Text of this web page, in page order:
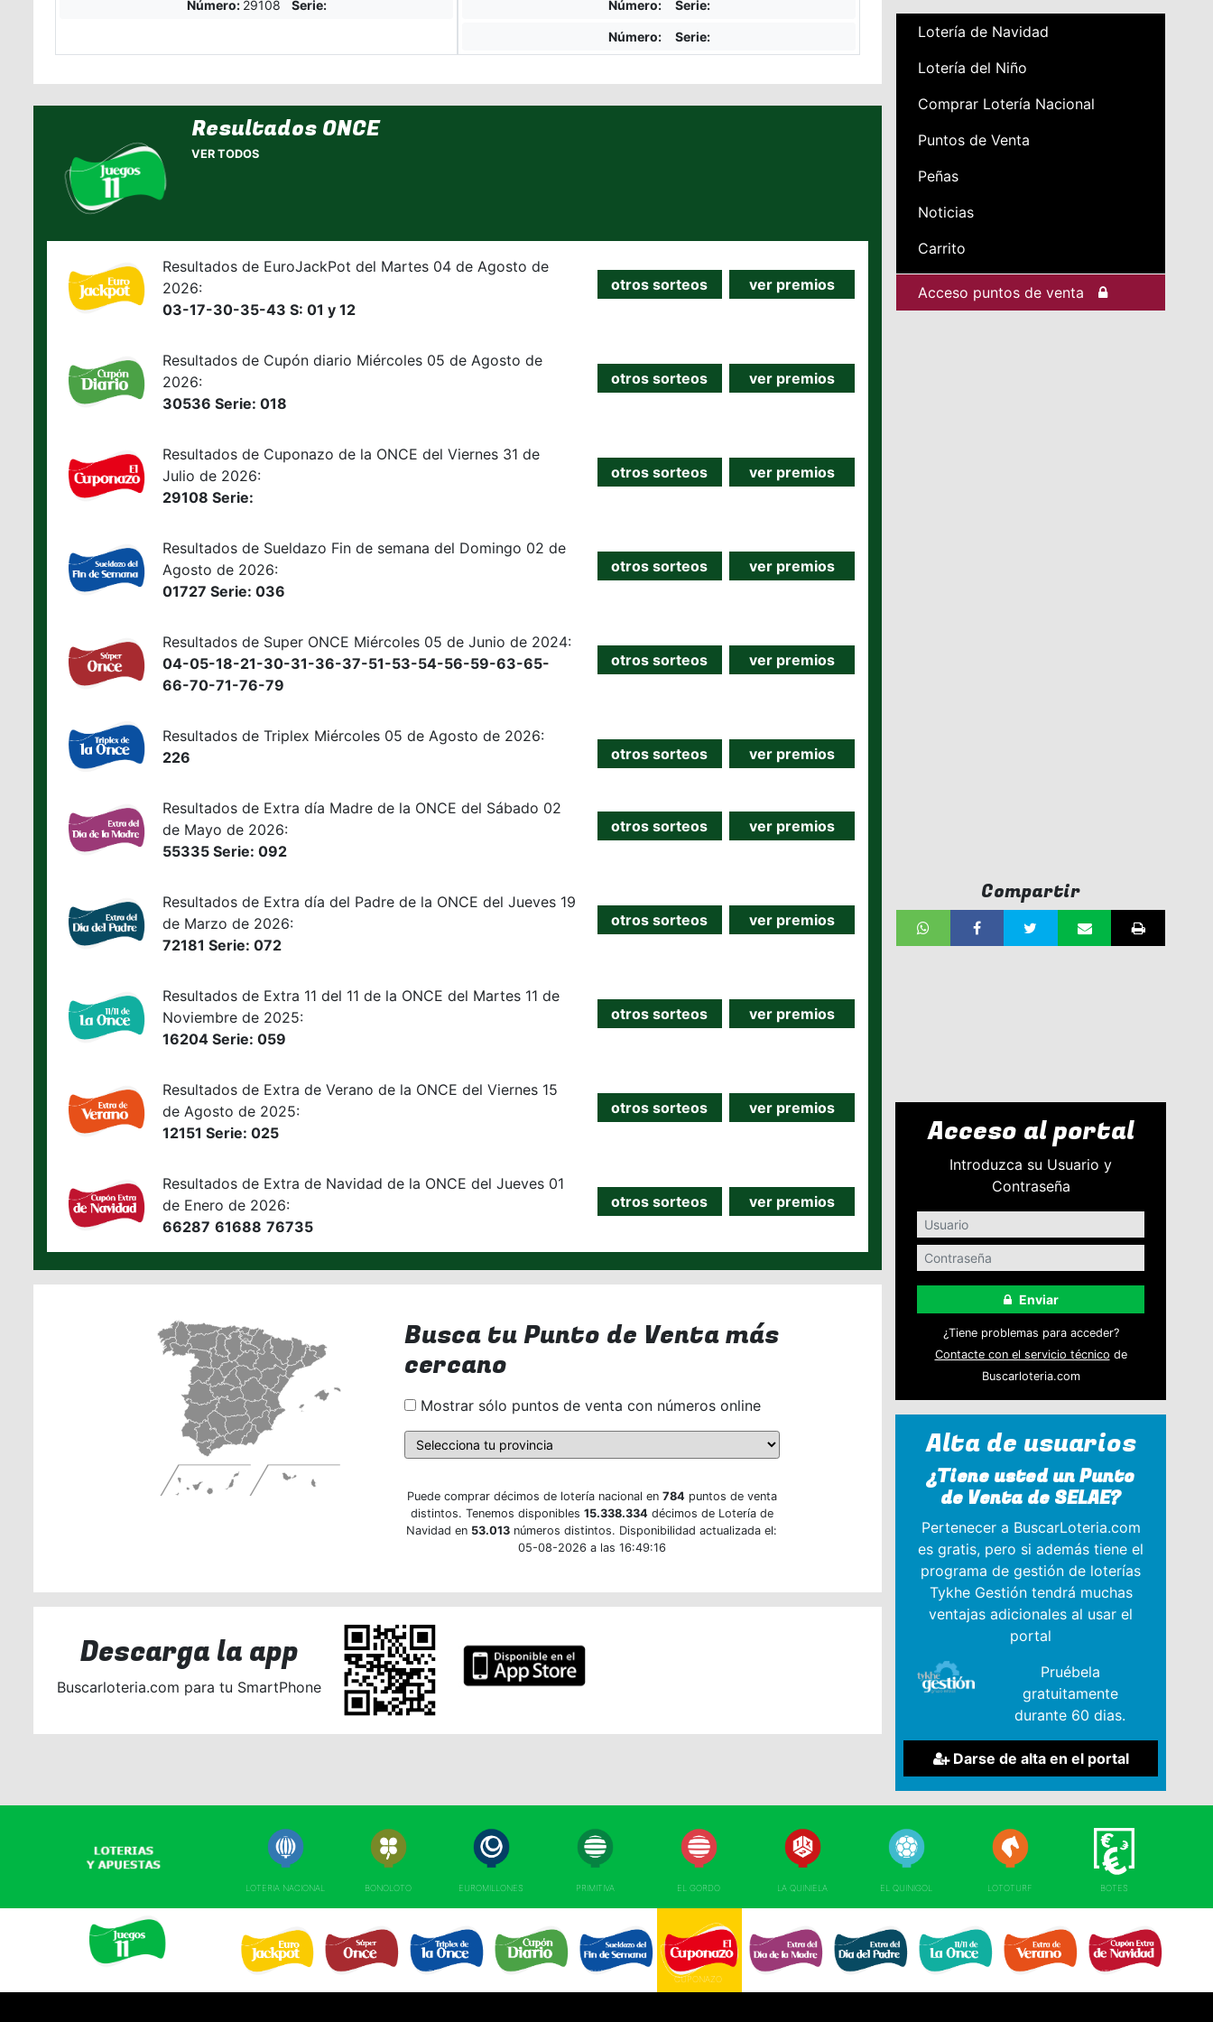
Número: 29108 Serie: Número: Serie:
Número: Serie:
Resultados ONCE
VER TODOS
Resultados de EuroJackPot del Martes 04 de Agosto de
2026:
03-17-30-35-43 S: 01 y 12
otros sorteos ver premios
Resultados de Cupón diario Miércoles 05 de Agosto de
2026:
30536 Serie: 018
otros sorteos ver premios
Resultados de Cuponazo de la ONCE del Viernes 31 de
Julio de 2026:
29108 Serie:
otros sorteos ver premios
Resultados de Sueldazo Fin de semana del Domingo 02 de
Agosto de 2026:
01727 Serie: 036
otros sorteos ver premios
Resultados de Super ONCE Miércoles 05 de Junio de 2024:
04-05-18-21-30-31-36-37-51-53-54-56-59-63-65-
66-70-71-76-79
otros sorteos ver premios
Resultados de Triplex Miércoles 05 de Agosto de 2026:
226
otros sorteos ver premios
Resultados de Extra día Madre de la ONCE del Sábado 02
de Mayo de 2026:
55335 Serie: 092
otros sorteos ver premios
Resultados de Extra día del Padre de la ONCE del Jueves 19
de Marzo de 2026:
72181 Serie: 072
otros sorteos ver premios
Resultados de Extra 11 del 11 de la ONCE del Martes 11 de
Noviembre de 2025:
16204 Serie: 059
otros sorteos ver premios
Resultados de Extra de Verano de la ONCE del Viernes 15
de Agosto de 2025:
12151 Serie: 025
otros sorteos ver premios
Resultados de Extra de Navidad de la ONCE del Jueves 01
de Enero de 2026:
66287 61688 76735
otros sorteos ver premios
Busca tu Punto de Venta más
cercano
Mostrar sólo puntos de venta con números online
Puede comprar décimos de lotería nacional en 784puntos de venta
distintos. Tenemos disponibles 15.338.334décimos de Lotería de
Navidad en 53.013 números distintos. Disponibilidad actualizada el:
05-08-2026 a las 16:49:16
Descarga la app
Buscarloteria.com para tu SmartPhone
Lotería de Navidad
Lotería del Niño
Comprar Lotería Nacional
Puntos de Venta
Peñas
Noticias
Carrito
Acceso puntos de venta
Compartir
Acceso al portal
Introduzca su Usuario y
Contraseña
Enviar
¿Tiene problemas para acceder?
Contacte con el servicio técnico de
Buscarloteria.com
Alta de usuarios
¿Tiene usted un Punto
de Venta de SELAE?
Pertenecer a BuscarLoteria.com
es gratis, pero si además tiene el
programa de gestión de loterías
Tykhe Gestión tendrá muchas
ventajas adicionales al usar el
portal
Pruébela
gratuitamente
durante 60 dias.
Darse de alta en el portal
LOTERIA NACIONAL BONOLOTO EUROMILLONES PRIMITIVA EL GORDO LA QUINIELA EL QUINIGOL LOTOTURF BOTES
TRIPLEX
EL SUELDAZO DEL
CUPONAZO
EXTRA DÍA DE